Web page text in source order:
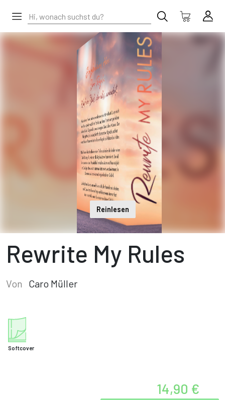
Reinlesen
Rewrite My Rules
Von Caro Müller
Softcover
14,90 €